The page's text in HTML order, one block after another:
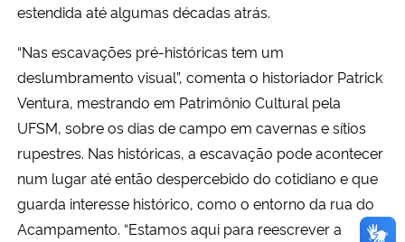
estendida até algumas décadas atrás.
“Nas escavações pré-históricas tem um
deslumbramento visual”, comenta o historiador Patrick
Ventura, mestrando em Patrimônio Cultural pela
UFSM, sobre os dias de campo em cavernas e sítios
rupestres. Nas históricas, a escavação pode acontecer
num lugar até então despercebido do cotidiano e que
guarda interesse histórico, como o entorno da rua do
Acampamento. “Estamos aqui para reescrever a